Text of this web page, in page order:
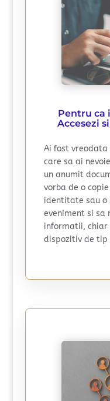
Pentru ca
Accesezi
Ai fost
care sa ai
un anumit
vorba de o
identitate sau o
eveniment si sa
informatii, chiar
dispozitiv de tip